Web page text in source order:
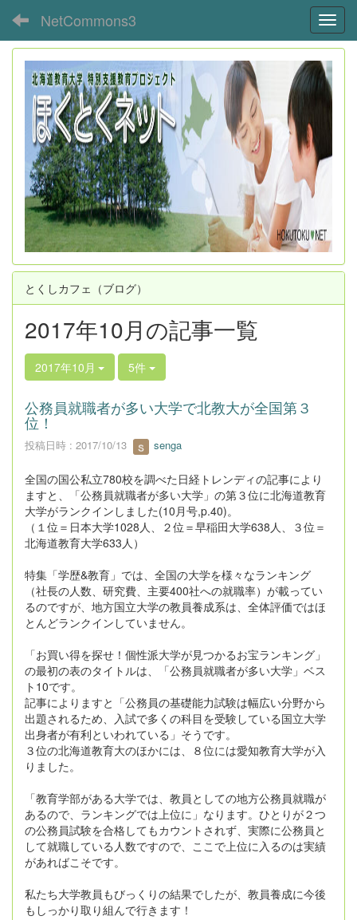
NetCommons3
とくしカフェ（ブログ）
2017年10月の記事一覧
2017年10月 5件
公務員就職者が多い大学で北教大が全国第３
位！
投稿日時 : 2017/10/13 senga
全国の国公私立780校を調べた日経トレンディの記事により
ますと、「公務員就職者が多い大学」の第３位に北海道教育
大学がランクインしました(10月号,p.40)。
（１位＝日本大学1028人、２位＝早稲田大学638人、３位＝
北海道教育大学633人）
特集「学歴&教育」では、全国の大学を様々なランキング
（社長の人数、研究費、主要400社への就職率）が載ってい
るのですが、地方国立大学の教員養成系は、全体評価ではほ
とんどランクインしていません。
「お買い得を探せ！個性派大学が見つかるお宝ランキング」
の最初の表のタイトルは、「公務員就職者が多い大学」ベス
ト10です。
記事によりますと「公務員の基礎能力試験は幅広い分野から
出題されるため、入試で多くの科目を受験している国立大学
出身者が有利といわれている」そうです。
３位の北海道教育大のほかには、８位には愛知教育大学が入
りました。
「教育学部がある大学では、教員としての地方公務員就職が
あるので、ランキングでは上位に」なります。ひとりが２つ
の公務員試験を合格してもカウントされず、実際に公務員と
して就職している人数ですので、ここで上位に入るのは実績
があればこそです。
私たち大学教員もびっくりの結果でしたが、教員養成に今後
もしっかり取り組んで行きます！